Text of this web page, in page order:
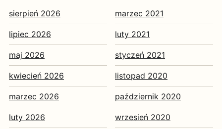
sierpień 2026
lipiec 2026
maj 2026
kwiecień 2026
marzec 2026
luty 2026
marzec 2021
luty 2021
styczeń 2021
listopad 2020
październik 2020
wrzesień 2020